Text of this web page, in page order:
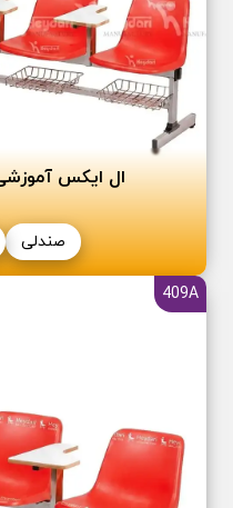
ال ایکس آموزشی
صندلی
409A